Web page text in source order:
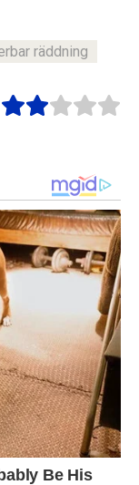
räddning